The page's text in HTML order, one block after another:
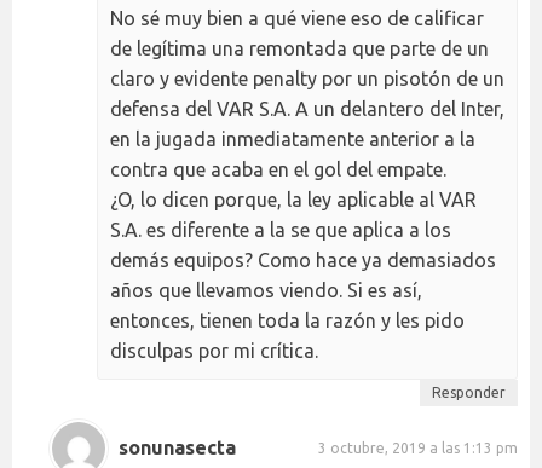
No sé muy bien a qué viene eso de calificar
de legítima una remontada que parte de un
claro y evidente penalty por un pisotón de un
defensa del VAR S.A. A un delantero del Inter,
en la jugada inmediatamente anterior a la
contra que acaba en el gol del empate.
¿O, lo dicen porque, la ley aplicable al VAR
S.A. es diferente a la se que aplica a los
demás equipos? Como hace ya demasiados
años que llevamos viendo. Si es así,
entonces, tienen toda la razón y les pido
disculpas por mi crítica.
Responder
sonunasecta 3 octubre, 2019 a las 1:13 pm